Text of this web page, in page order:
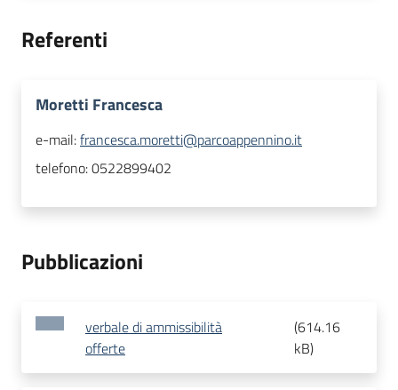
Referenti
Moretti Francesca
e-mail:francesca.moretti@parcoappennino.it
telefono:0522899402
Pubblicazioni
verbale di ammissibilità
offerte
(614.16
kB)